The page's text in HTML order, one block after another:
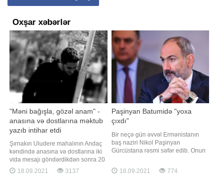
Oxşar xəbərlər
"Məni bağışla, gözəl anam" -
anasına və dostlarına məktub
yazıb intihar etdi
Şırnakın Uludere mahalının Andaç
kəndində anasına və dostlarına iki
vida mesajı göndərdikdən sonra 20
yaşlı bir gənc 35 metr yüksəklikdəki
uçurumdan tullanaraq intihar edib.
18.09.2021 3137
Paşinyan Batumidə "yoxa
çıxdı"
Bir neçə gün əvvəl Ermənistanın
baş naziri Nikol Paşinyan
Gürcüstana rəsmi səfər edib. Onun
Rəsmi məlumata görə, onunla
Gürcüstanın baş naziri arasında
18.09.2021 774